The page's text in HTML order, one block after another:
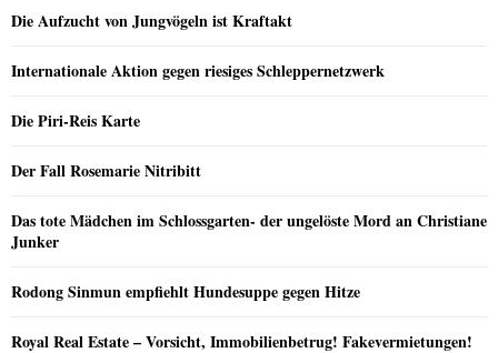
Die Aufzucht von Jungvögeln ist Kraftakt
Internationale Aktion gegen riesiges Schleppernetzwerk
Die Piri-Reis Karte
Der Fall Rosemarie Nitribitt
Das tote Mädchen im Schlossgarten- der ungelöste Mord an Christiane
Junker
Rodong Sinmun empfiehlt Hundesuppe gegen Hitze
Royal Real Estate – Vorsicht, Immobilienbetrug! Fakevermietungen!